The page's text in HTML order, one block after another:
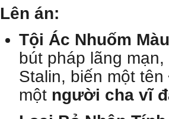
Lên án:
Tội Ác Nhuốm
bút pháp lãng
Stalin, biến một tên
một người cha vĩ